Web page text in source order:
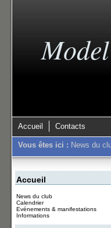
Accueil Contacts
Vous êtes ici : News du
Accueil
News du club
Calendrier
Evénements & manifestations
Informations